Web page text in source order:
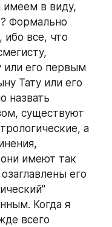
имеем в виду,
Формально
ибо все, что
или его первым
Тату или его
назвать
существуют
а
имеют так
его
Когда я
всего